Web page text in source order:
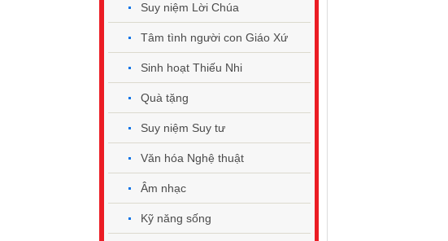
Suy niệm Lời Chúa
Tâm tình người con Giáo Xứ
Sinh hoạt Thiếu Nhi
Quà tặng
Suy niệm Suy tư
Văn hóa Nghệ thuật
Âm nhạc
Kỹ năng sống